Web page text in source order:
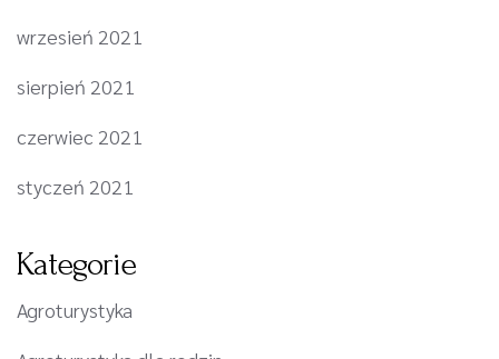
wrzesień 2021
sierpień 2021
czerwiec 2021
styczeń 2021
Kategorie
Agroturystyka